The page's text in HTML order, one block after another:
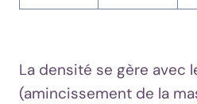
La densité se gère avec
(amincissement de la